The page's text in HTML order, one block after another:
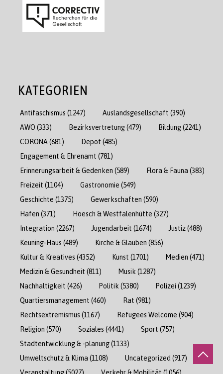
KATEGORIEN
Antifaschismus (1247) Auslandsgesellschaft (390)
AWO (333) Bezirksvertretung(479) Bildung(2241)
CORONA (681) Depot (485)
Engagement & Ehrenamt (781)
Erinnerungsarbeit & Gedenken (589) Flora & Fauna (383)
Freizeit (1104) Gastronomie (549)
Geschichte (1375) Gewerkschaften (590)
Hafen (371) Hoesch & Westfalenhütte (327)
Integration (2267) Jugendarbeit (1674) Justiz(488)
Keuning-Haus (489) Kirche & Glauben (856)
Kultur & Kreatives (4352) Kunst (1701) Medien (471)
Medizin & Gesundheit (811) Musik (1287)
Nachhaltigkeit (426) Politik (5380) Polizei (1239)
Quartiersmanagement (460) Rat (981)
Rechtsextremismus (1167) Refugees Welcome (904)
Religion (570) Soziales (4441) Sport (757)
Stadtentwicklung & -planung(1133)
Umweltschutz & Klima (1108) Uncategorized (917)